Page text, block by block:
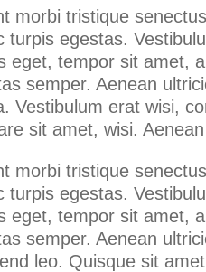
morbi tristique
turpis egestas.
eget, tempor sit amet,
semper. Aenean
Vestibulum erat wisi,
sit amet, wisi.
morbi tristique
turpis egestas.
eget, tempor sit amet,
semper. Aenean
leo. Quisque sit